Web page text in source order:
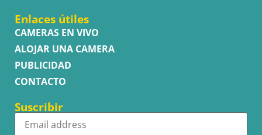
Enlaces útiles
CAMERAS EN VIVO
ALOJAR UNA CAMERA
PUBLICIDAD
CONTACTO
Suscribir